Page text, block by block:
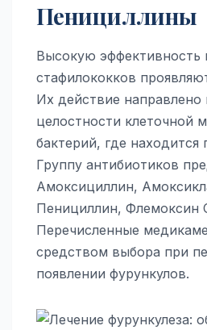
Пенициллины
Высокую эффективность
стафилококков
Их действие направлено
целостности клеточной
бактерий, где находится
Группу антибиотиков
Амоксициллин,
Пенициллин, Флемоксин
Перечисленные
средством выбора при
появлении фурункулов.